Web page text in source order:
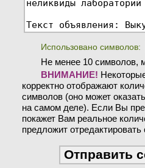
Использовано символов:
Не менее 10 символов,
ВНИМАНИЕ!
корректно отображают
символов (оно может
на самом деле). Если Вы
покажет Вам реальное
предложит